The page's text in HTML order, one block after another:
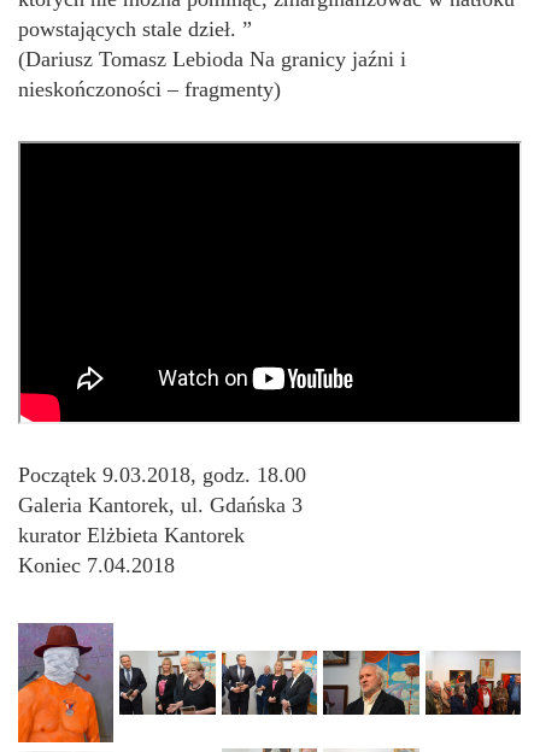
powstających stale dzieł. ”
(Dariusz Tomasz Lebioda Na granicy jaźni i
nieskończoności ‒ fragmenty)
Początek 9.03.2018, godz. 18.00
Galeria Kantorek, ul. Gdańska 3
kurator Elżbieta Kantorek
Koniec 7.04.2018